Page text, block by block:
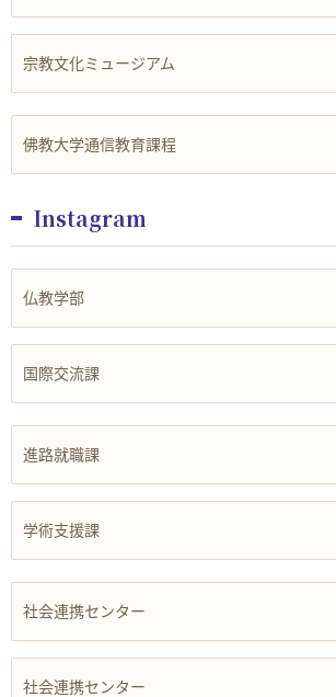
宗教文化ミュージアム
佛教大学通信教育課程
Instagram
仏教学部
国際交流課
進路就職課
学術支援課
社会連携センター
社会連携センター